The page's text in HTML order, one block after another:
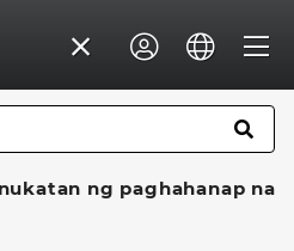
ng paghahanap na